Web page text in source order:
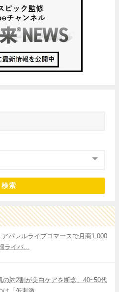
検索
パレルライブコマースで月商1,000
ライバ...
の約2割が美白ケアを断念、40~50代